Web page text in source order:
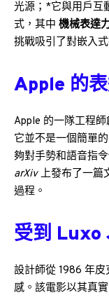
光源；*它與用戶互
式，其中 機械表達
挑戰吸引了對嵌入
Apple 的
Apple 的一隊工程
它並不是一個簡單
夠對手勢和語音指
arXiv上發布了一篇
過程。
受到 Luxo
設計師從 1986 年
感。該電影以其真